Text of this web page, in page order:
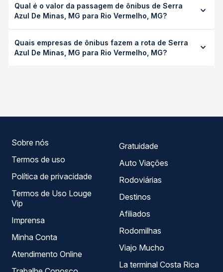
Vermelho, MG leva em média 0 horas, podendo variar
conforme a viação, o tipo de serviço (convencional,
duração exata de cada opção na data desejada.
Qual é o valor da passagem de ônibus de Serra
Azul De Minas, MG para Rio Vermelho, MG?
MG para Rio Vermelho, MG custa em média não
identificado e varia conforme a data da viagem, a
Quais empresas de ônibus fazem a rota de Serra
Azul De Minas, MG para Rio Vermelho, MG?
Sobre nós
Termos de uso
Política de privacidade
Termos de Uso Louge
Vip
Imprensa
Minha Conta
Atendimento Online
Gratuidade
Auto Viações
Rodoviárias
Destinos
Afiliados
Rodomilhas
Viajo Mucho
La terminal Costa Rica